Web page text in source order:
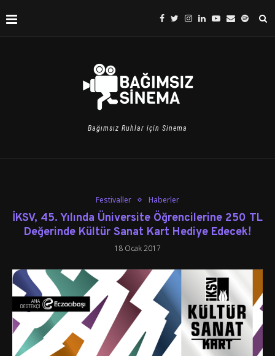
Bağımsız Ruhlar için Sinema
Festivaller Haberler
İKSV, 45. Yılında Üniversite Öğrencilerine 250 TL
Değerinde Kültür Sanat Kart Hediye Edecek!
18 Ocak 2017